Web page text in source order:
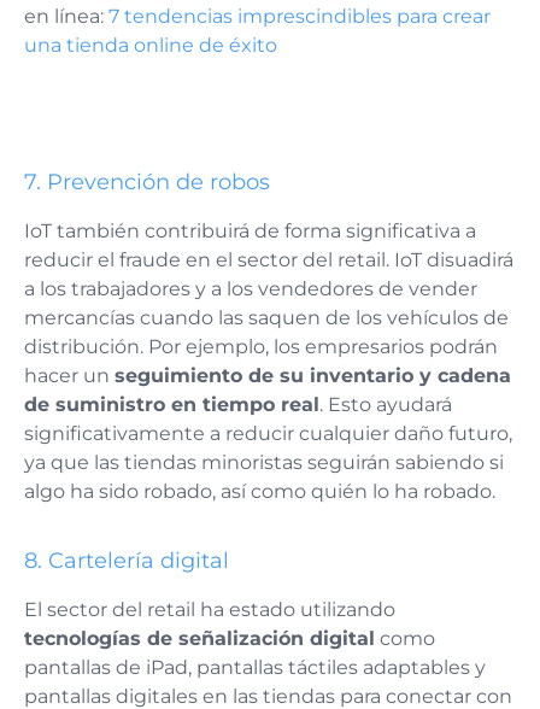
en línea: 7 tendencias imprescindibles para crear
una tienda online de éxito
7. Prevención de robos
IoT también contribuirá de forma significativa a
reducir el fraude en el sector del retail. IoT disuadirá
a los trabajadores y a los vendedores de vender
mercancías cuando las saquen de los vehículos de
distribución. Por ejemplo, los empresarios podrán
hacer un seguimiento de su inventario y cadena
de suministro en tiempo real. Esto ayudará
significativamente a reducir cualquier daño futuro,
ya que las tiendas minoristas seguirán sabiendo si
algo ha sido robado, así como quién lo ha robado.
8. Cartelería digital
El sector del retail ha estado utilizando
tecnologías de señalización digital como
pantallas de iPad, pantallas táctiles adaptables y
pantallas digitales en las tiendas para conectar con